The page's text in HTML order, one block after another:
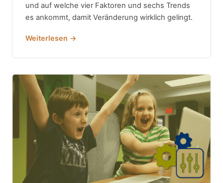
und auf welche vier Faktoren und sechs Trends
es ankommt, damit Veränderung wirklich gelingt.
Weiterlesen →